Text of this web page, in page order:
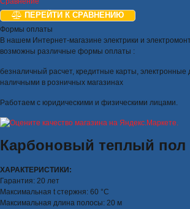
ПЕРЕЙТИ К СРАВНЕНИЮ
Формы оплаты
В нашем Интернет-магазине электрики и
возможны различные формы оплаты :
безналичный расчет, кредитные карты, электронные
наличными в розничных магазинах
Работаем с юридическими и физическими лицами.
Карбоновый теплый пол
ХАРАКТЕРИСТИКИ:
Гарантия: 20 лет
Максимальная t стержня: 60 °С
Максимальная длина полосы: 20 м